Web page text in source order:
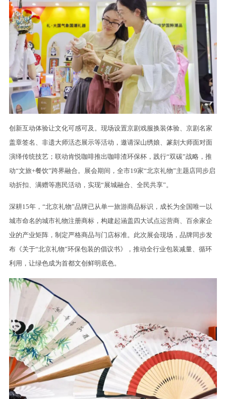
创新互动体验让文化可感可及。现场设置京剧戏服换装体验、京剧名家
盖章签名、非遗大师活态展示等活动，邀请深山绣娘、篆刻大师面对面
演绎传统技艺；联动肯悦咖啡推出咖啡渣环保杯，践行“双碳”战略，推
动“文旅+餐饮”跨界融合。展会期间，全市19家“北京礼物”主题店同步启
动折扣、满赠等惠民活动，实现“展城融合、全民共享”。
深耕15年，“北京礼物”品牌已从单一旅游商品标识，成长为全国唯一以
城市命名的城市礼物注册商标，构建起涵盖四大试点运营商、百余家企
业的产业矩阵，制定严格商品与门店标准。此次展会现场，品牌同步发
布《关于“北京礼物”环保包装的倡议书》，推动全行业包装减量、循环
利用，让绿色成为首都文创鲜明底色。